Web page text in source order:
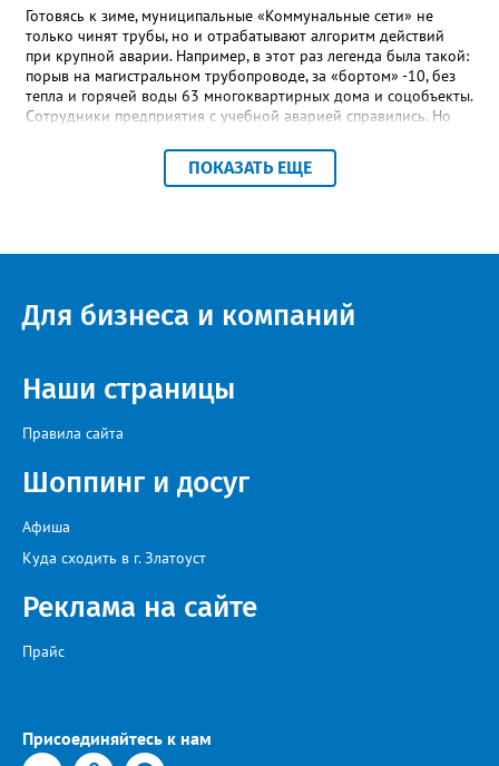
Готовясь к зиме, муниципальные «Коммунальные сети» не
только чинят трубы, но и отрабатывают алгоритм действий
при крупной аварии. Например, в этот раз легенда была такой:
порыв на магистральном трубопроводе, за «бортом» -10, без
тепла и горячей воды 63 многоквартирных дома и соцобъекты.
Сотрудники предприятия с учебной аварией справились. Но
отметили и недочёты. «Например, управляющие компании
несвоевременно приняли меры для предотвращения
— сообщила начальник Главного управления ГЖИ Ирина
оперативно делиться информацией со всеми
заинтересованными – от поставщика тепла до конечных
ПОКАЗАТЬ ЕЩЕ
Для бизнеса и компаний
Наши страницы
Правила сайта
Шоппинг и досуг
Афиша
Куда сходить в г. Златоуст
Реклама на сайте
Прайс
Присоединяйтесь к нам